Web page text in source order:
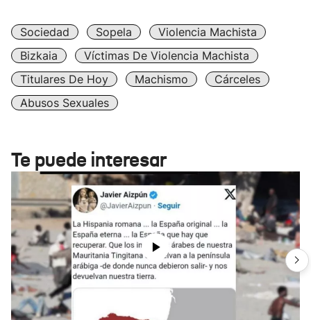
Sociedad Sopela
Violencia Machista
Bizkaia
Víctimas De Violencia Machista
Titulares De Hoy
Machismo
Cárceles
Abusos Sexuales
Te puede interesar